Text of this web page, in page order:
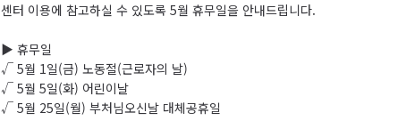
센터 이용에 참고하실 수 있도록 5월 휴무일을 안내드립니다.
▶ 휴무일
√ 5월 1일(금) 노동절(근로자의 날)
√ 5월 5일(화) 어린이날
√ 5월 25일(월) 부처님오신날 대체공휴일